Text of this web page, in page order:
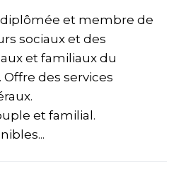
diplômée et membre de
sociaux et des
et familiaux du
Offre des services
et familial.